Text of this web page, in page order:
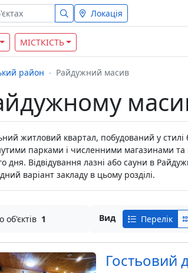
Локація
МІСТКІСТЬ
район Райдужний масив
житловий квартал, побудований у стилі
парками і численними магазинами
дня. Відвідування лазні або сауни в
варіант закладу в цьому розділі.
об'єктів 1 Вид Перелік
Гостьовий